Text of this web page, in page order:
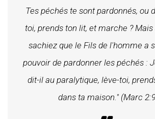
Tes péchés te sont pardonnés, ou
toi, prends ton lit, et marche ?
sachiez que le Fils de l'homme a
pouvoir de pardonner les péchés :
dit-il au paralytique, lève-toi,
dans ta maison." (Marc